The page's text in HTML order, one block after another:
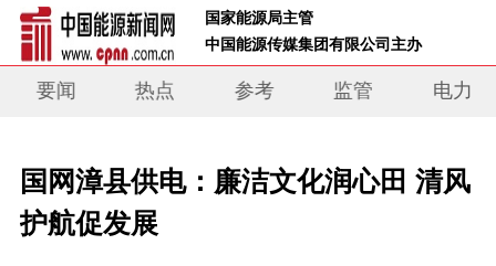
国家能源局主管
中国能源传媒集团有限公司主办
要闻 热点 参考 监管 电力
国网漳县供电：廉洁文化润心田 清风
护航促发展